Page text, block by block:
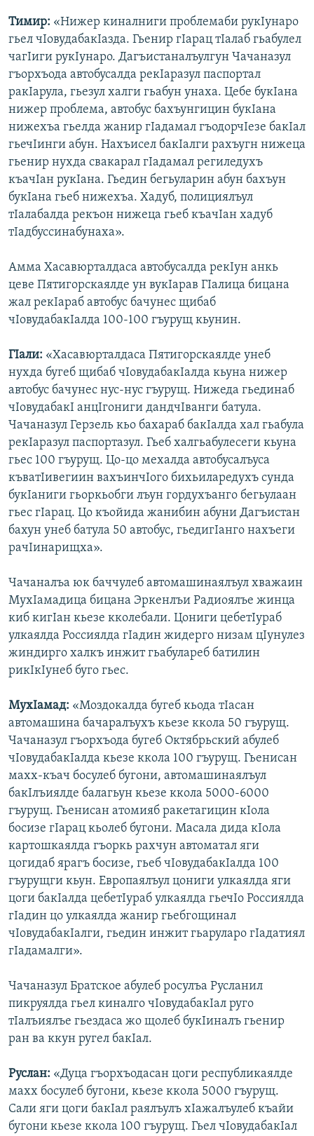
Тимир: «Нижер киналниги проблемаби рукIунаро
гьел чIовудабакIазда. Гьенир гIарац тIалаб гьабулел
чагIиги рукIунаро. Дагъистаналъулгун Чачаназул
гъорхъода автобусалда рекIаразул паспортал
ракIарула, гьезул халги гьабун унаха. Цебе букIана
нижер проблема, автобус бахъунгицин букIана
нижехъа гьелда жанир гIадамал гъодорчIезе бакIал
гьечIинги абун. Нахъисел бакIалги рахъугн нижеца
гьенир нухда свакарал гIадамал региледухъ
къачIан рукIана. Гьедин бегьуларин абун бахъун
букIана гьеб нижехъа. Хадуб, полициялъул
тIалабалда рекъон нижеца гьеб къачIан хадуб
тIадбуссинабунаха».
Амма Хасавюрталдаса автобусалда рекIун анкь
цеве Пятигорскаялде ун вукIарав ГIалица бицана
жал рекIараб автобус бачунес щибаб
чIовудабакIалда 100-100 гъурущ кьунин.
ГIали: «Хасавюрталдаса Пятигорскаялде унеб
нухда бугеб щибаб чIовудабакIалда кьуна нижер
автобус бачунес нус-нус гъурущ. Нижеда гьединаб
чIовудабакI анцIгониги дандчIванги батула.
Чачаназул Герзель кьо бахараб бакIалда хал гьабула
рекIаразул паспортазул. Гьеб халгьабулесеги кьуна
гьес 100 гъурущ. Цо-цо мехалда автобусалъуса
къватIивегиин вахъинчIого бихьиларедухъ сунда
букIаниги гьоркьобги лъун гордухъанго бегьулаан
гьес гIарац. Цо къойида жанибин абуни Дагъистан
бахун унеб батула 50 автобус, гьедигIанго нахъеги
рачIинарищха».
Чачаналъа юк баччулеб автомашинаялъул хважаин
МухIамадица бицана Эркенлъи Радиоялъе жинца
киб кигIан кьезе кколебали. Цониги цебетIураб
улкаялда Россиялда гIадин жидерго низам цIунулез
жиндирго халкъ инжит гьабулареб батилин
рикIкIунеб буго гьес.
МухIамад: «Моздокалда бугеб кьода тIасан
автомашина бачаралъухъ кьезе ккола 50 гъурущ.
Чачаназул гъорхъода бугеб Октябрьский абулеб
чIовудабакIалда кьезе ккола 100 гъурущ. Гьенисан
махх-къач босулеб бугони, автомашинаялъул
бакIлъиялде балагьун кьезе ккола 5000-6000
гъурущ. Гьенисан атомияб ракетагицин кIола
босизе гIарац кьолеб бугони. Масала дида кIола
картошкаялда гъоркь рахчун автоматал яги
цогидаб ярагъ босизе, гьеб чIовудабакIалда 100
гъурущги кьун. Европаялъул цониги улкаялда яги
цоги бакIалда цебетIураб улкаялда гьечIо Россиялда
гIадин цо улкаялда жанир гьебгощинал
чIовудабакIалги, гьедин инжит гьаруларо гIадатиял
гIадамалги».
Чачаназул Братское абулеб росулъа Русланил
пикруялда гьел киналго чIовудабакIал руго
тIалъиялъе гьездаса жо щолеб букIиналъ гьенир
ран ва ккун ругел бакIал.
Руслан: «Дуца гъорхъодасан цоги республикаялде
махх босулеб бугони, кьезе ккола 5000 гъурущ.
Сали яги цоги бакIал раялъулъ хIажалъулеб къайи
бугони кьезе ккола 100 гъурущ. Гьел чIовудабакIал